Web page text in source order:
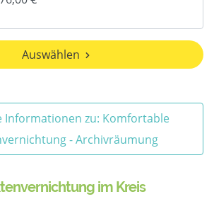
Auswählen
Informationen zu: Komfortable
- Archivräumung
im Kreis